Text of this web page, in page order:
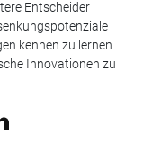
Entscheider
kennen zu lernen
Innovationen zu